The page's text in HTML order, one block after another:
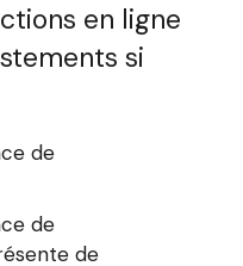
en ligne
si
de
de
de